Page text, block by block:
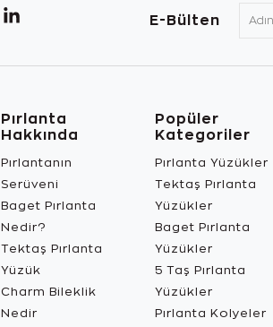
E-Bülten
Pırlanta
Hakkında
Pırlantanın
Serüveni
Baget Pırlanta
Nedir?
Tektaş Pırlanta
Yüzük
Charm Bileklik
Nedir
Popüler
Kategoriler
Pırlanta Yüzükler
Tektaş Pırlanta
Yüzükler
Baget Pırlanta
Yüzükler
5 Taş Pırlanta
Yüzükler
Pırlanta Kolyeler